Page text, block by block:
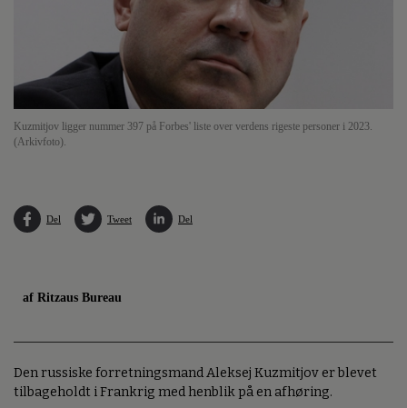
Kuzmitjov ligger nummer 397 på Forbes' liste over verdens rigeste personer i 2023.
(Arkivfoto).
Del Tweet Del
af Ritzaus Bureau
Den russiske forretningsmand Aleksej Kuzmitjov er blevet
tilbageholdt i Frankrig med henblik på en afhøring.